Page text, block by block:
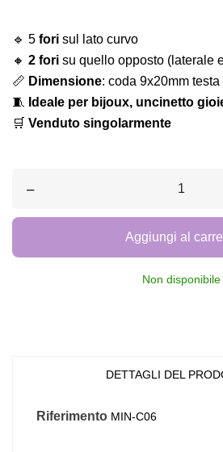
🔹 5 fori sul lato curvo
🔸 2 fori su quello opposto (laterale
📏 Dimensione: coda 9x20mm
🧵
Ideale per bijoux, uncinetto
🛒 Venduto singolarmente
–
Aggiungi al
Non disponibile
DETTAGLI DEL
Riferimento MIN-C06